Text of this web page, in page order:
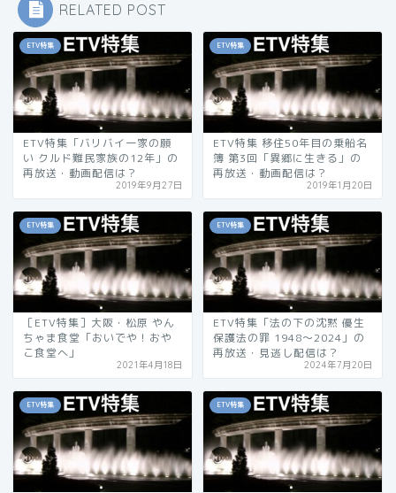
RELATED POST
ETV特集
ETV特集「バリバイ一家の願
い クルド難民家族の12年」の
再放送・動画配信は？
2019年9月27日
ETV特集
ETV特集 移住50年目の乗船名
簿 第3回「異郷に生きる」の
再放送・動画配信は？
2019年1月20日
ETV特集
［ETV特集］大阪・松原 やん
ちゃま食堂「おいでや！おや
こ食堂へ」
2021年4月18日
ETV特集
ETV特集「法の下の沈黙 優生
保護法の罪 1948〜2024」の
再放送・見逃し配信は？
2024年7月20日
ETV特集 ETV特集